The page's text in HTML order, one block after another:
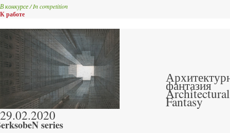
В конкурсе / In competition
К работе
29.02.2020
series
фантазия
Architectural
Fantasy